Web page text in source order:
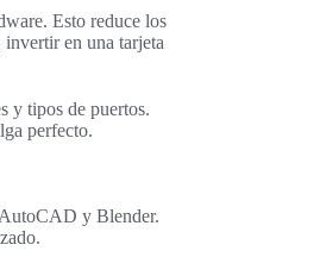
Esto reduce los
en una tarjeta
y tipos de puertos.
perfecto.
y Blender.